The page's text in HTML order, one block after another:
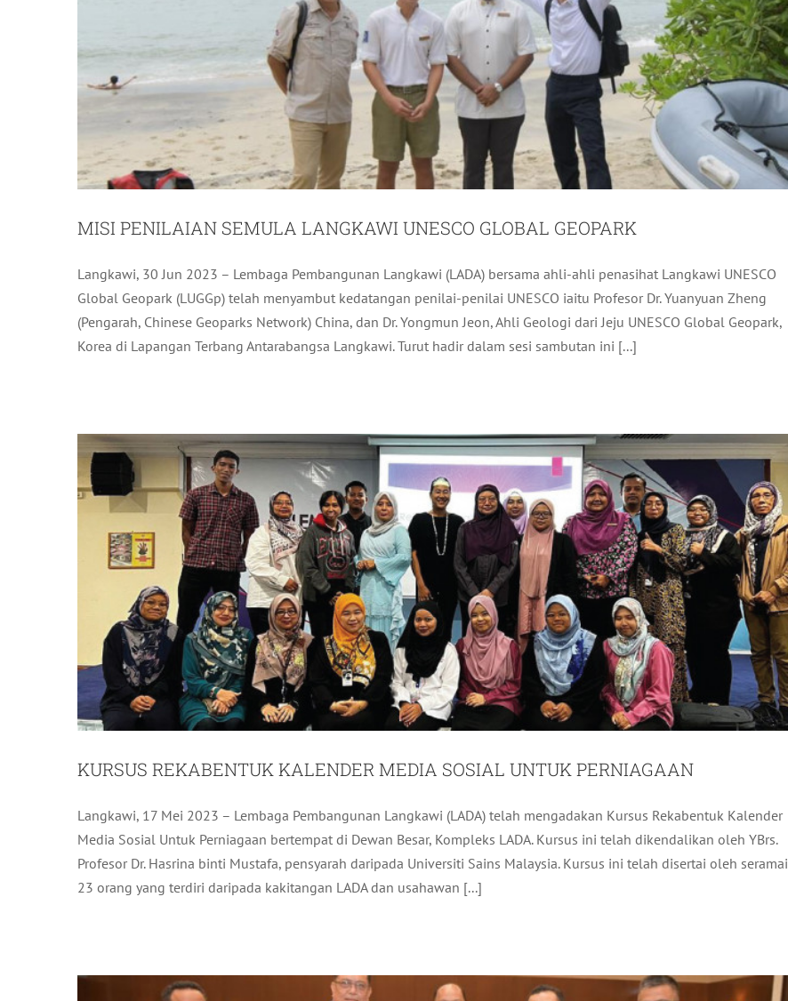
MISI PENILAIAN SEMULA LANGKAWI UNESCO GLOBAL GEOPARK
Langkawi, 30 Jun 2023 – Lembaga Pembangunan Langkawi (LADA) bersama ahli-ahli penasihat Langkawi UNESCO
Global Geopark (LUGGp) telah menyambut kedatangan penilai-penilai UNESCO iaitu Profesor Dr. Yuanyuan Zheng
(Pengarah, Chinese Geoparks Network) China, dan Dr. Yongmun Jeon, Ahli Geologi dari Jeju UNESCO Global Geopark,
Korea di Lapangan Terbang Antarabangsa Langkawi. Turut hadir dalam sesi sambutan ini [...]
KURSUS REKABENTUK KALENDER MEDIA SOSIAL UNTUK PERNIAGAAN
Aktiviti LADA Terkini
KURSUS REKABENTUK KALENDER MEDIA SOSIAL UNTUK PERNIAGAAN
Langkawi, 17 Mei 2023 – Lembaga Pembangunan Langkawi (LADA) telah mengadakan Kursus Rekabentuk Kalender
Media Sosial Untuk Perniagaan bertempat di Dewan Besar, Kompleks LADA. Kursus ini telah dikendalikan oleh YBrs.
Profesor Dr. Hasrina binti Mustafa, pensyarah daripada Universiti Sains Malaysia. Kursus ini telah disertai oleh seramai
23 orang yang terdiri daripada kakitangan LADA dan usahawan [...]
MAJLIS PENYERAHAN PROJEK MENAIKTARAF DEWAN MIEC
Aktiviti LADA Terkini